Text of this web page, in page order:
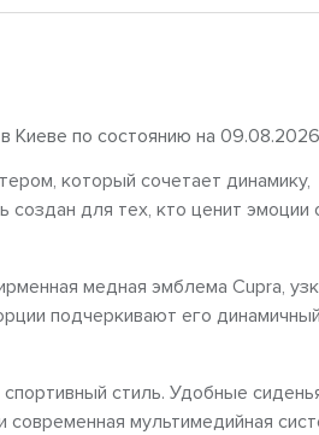
Киеве по состоянию на 09.08.2026
который сочетает динамику,
для тех, кто ценит эмоции
медная эмблема Cupra,
подчеркивают его динамичный
стиль. Удобные
мультимедийная